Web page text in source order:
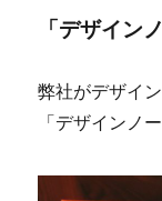
「デザイン
弊社がデザイ
「デザインノ